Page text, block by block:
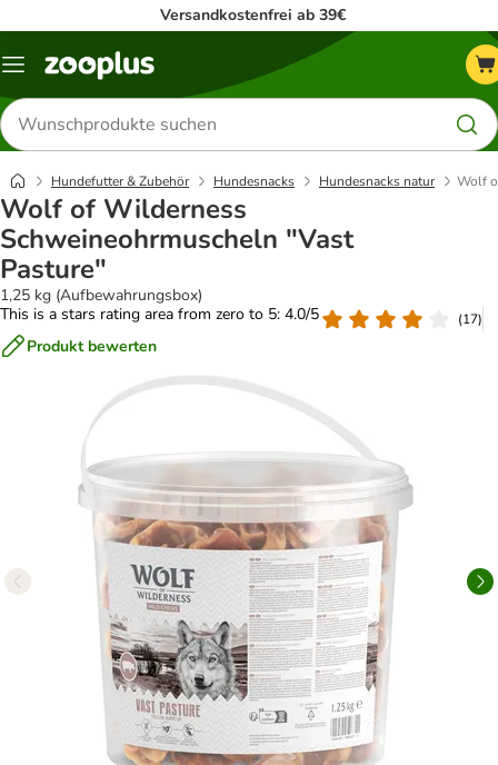
Versandkostenfrei ab 39€
Menü
Produkte
suchen
Hundefutter & Zubehör Hundesnacks Hundesnacks natur Wolf
Wolf of Wilderness
Schweineohrmuscheln "Vast
Pasture"
1,25 kg (Aufbewahrungsbox)
This is a stars rating area from zero to 5: 4.0/5
(17)
Produkt bewerten